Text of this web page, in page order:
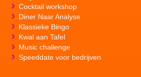
Cocktail workshop
Diner Naar Analyse
Klassieke Bingo
Kwal aan Tafel
Music challenge
Speeddate voor bedrijven